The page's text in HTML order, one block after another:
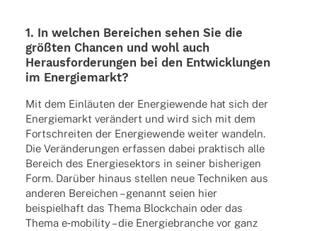
1. In welchen Berei­chen sehen Sie die
größten Chan­cen und wohl auch
Heraus­for­de­run­gen bei den Entwick­lun­gen
im Energiemarkt?
Mit dem Einläuten der Ener­gie­wende hat sich der
Ener­gie­markt verändert und wird sich mit dem
Fort­schrei­ten der Ener­gie­wende weiter wandeln.
Die Veränderungen erfas­sen dabei prak­tisch alle
Bereich des Ener­gie­sek­tors in seiner bishe­ri­gen
Form. Darüber hinaus stel­len neue Tech­ni­ken aus
ande­ren Berei­chen – genannt seien hier
beispiel­haft das Thema Block­chain oder das
Thema e‑mobility – die Ener­gie­bran­che vor ganz